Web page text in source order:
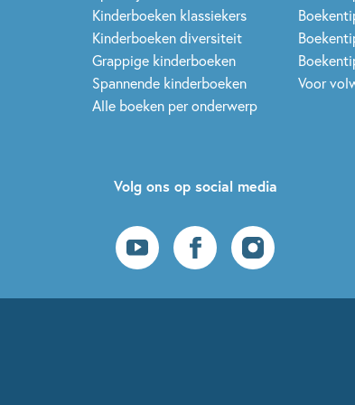
Kinderboeken klassiekers
Kinderboeken diversiteit
Grappige kinderboeken
Spannende kinderboeken
Alle boeken per onderwerp
Voor
Volg ons op social media